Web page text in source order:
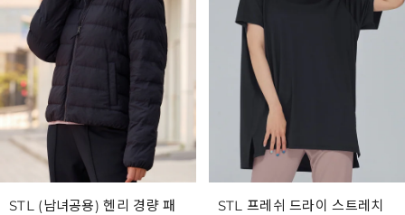
STL (남녀공용) 헨리 경량 패
STL 프레쉬 드라이 스트레치